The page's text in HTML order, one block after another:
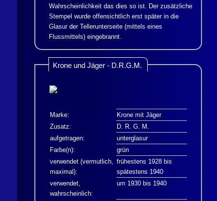
Wahrscheinlichkeit das dies so ist. Der zusätzliche
Stempel wurde offensichtlich erst später in die
Glasur der Tellerunterseite (mittels eines
Flussmittels) eingebrannt.
Krone undJäger - D.R.G.M.
Marke: Krone mitJäger
Zusatz:
D. R. G. M.
aufgetragen:
unterglasur
Farbe(n):
grün
verwendet (vermutlich,
maximal):
frühestens 1928 bis
spätestens 1940
verwendet,
wahrscheinlich:
um 1930 bis 1940